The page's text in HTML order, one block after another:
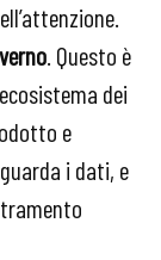
. Questo è
dei
e
i dati, e